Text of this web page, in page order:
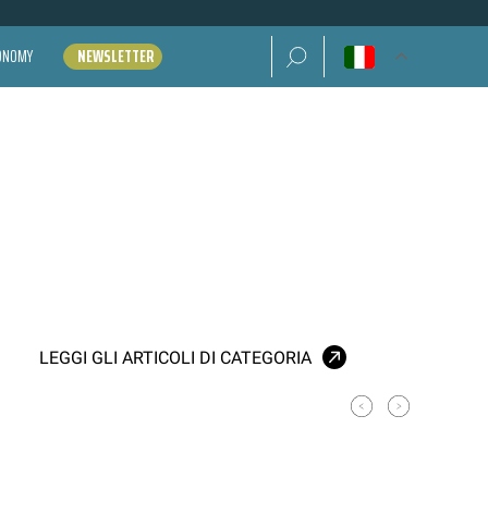
NEWSLETTER Ricerca per:
LEGGI GLI ARTICOLI DI CATEGORIA